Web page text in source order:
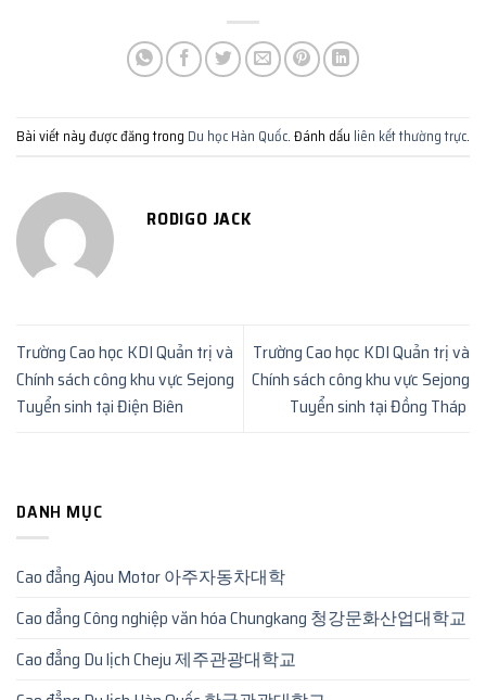
Bài viết này được đăng trong Du học Hàn Quốc. Đánh dấu liên kết thường trực.
RODIGO JACK
Trường Cao học KDI Quản trị và
Chính sách công khu vực Sejong
Tuyển sinh tại Điện Biên
Trường Cao học KDI Quản trị và
Chính sách công khu vực Sejong
Tuyển sinh tại Đồng Tháp
DANH MỤC
Cao đẳng Ajou Motor 아주자동차대학
Cao đẳng Công nghiệp văn hóa Chungkang 청강문화산업대학교
Cao đẳng Du lịch Cheju 제주관광대학교